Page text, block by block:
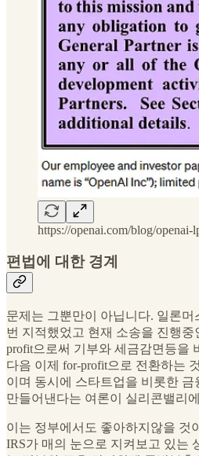
https://openai.com/blog/openai-
편법에 대한 경계
문제는 그뿐만이 아닙니다. 일론머
번 지적했었고 현재 소송을 진행
profit으로써 기부와 세금감면등을
다음 이제 for-profit으로 전환하는
이며 동시에 스타트업을 비롯한
만들어낸다는 여론이 실리콘밸리
이는 정부에서도 좋아하지않을 것
IRS가 매의 눈으로 지켜보고 있는